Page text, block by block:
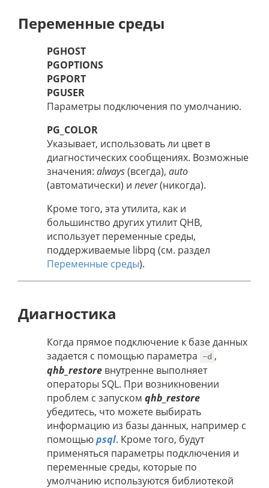
Переменные среды
PGHOST
PGOPTIONS
PGPORT
PGUSER
Параметры подключения по умолчанию.
PG_COLOR
Указывает, использовать ли цвет в
диагностических сообщениях. Возможные
значения: always(всегда), auto
(автоматически) и never(никогда).
Кроме того, эта утилита, как и
большинство других утилит QHB,
использует переменные среды,
поддерживаемые libpq (см. раздел
Переменные среды).
Диагностика
Когда прямое подключение к базе данных
задается с помощью параметра -d ,
qhb_restore внутренне выполняет
операторы SQL. При возникновении
проблем с запуском qhb_restore
убедитесь, что можете выбирать
информацию из базы данных, например с
помощьюpsql. Кроме того, будут
применяться параметры подключения и
переменные среды, которые по
умолчанию используются библиотекой